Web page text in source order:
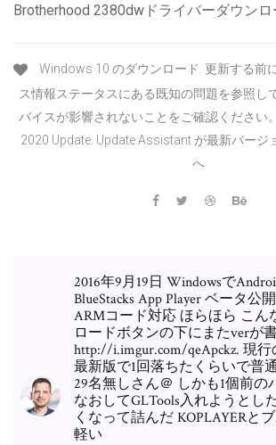
Brotherhood 2380dwドライバーダウンロ
Windows 10 のダウンロード. 更新する前
ス情報ステータスにある既知の問題を参照し
バイスが影響されないことをご確認ください
2020 Update. Update Assistant が最新バージ
へ
2016年9月19日 Windowsで
BlueStacks App Player ベータ公
ARMコード対応 ほらほら こん
ロードボタンの下にまたverが
http://i.imgur.com/qeApckz. 現
最新版で1回落ちたくらいで普
29名無しさん＠ しかも1個前の
なおしてGLTools入れようとし
くなって詰んだ KOPLAYERと
軽い